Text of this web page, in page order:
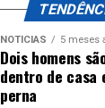
NOTÍCIAS 5 meses
Dois homens
dentro de casa
perna